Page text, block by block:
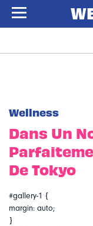
Wellness
Dans Un
De Tokyo
#gallery-1 {
margin: auto;
}